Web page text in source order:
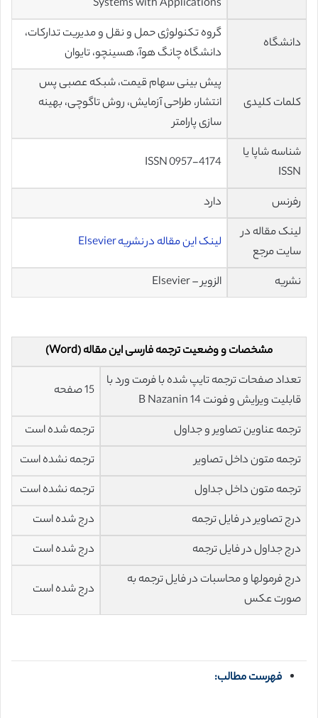
Systems with Applications
دانشگاه
گروه تکنولوژی حمل و نقل و مدیریت تدارکات،
دانشگاه چانگ هوآ، هسینچو، تایوان
کلمات کلیدی
پیش بینی سهام قیمت، شبکه عصبی پس
انتشار، طراحی آزمایش، روش تاگوچی، بهینه
سازی پارامتر
شناسه شاپا یا
ISSN
ISSN 0957-4174
رفرنس
دارد
لینک مقاله در
سایت مرجع
لینک این مقاله در نشریه Elsevier
نشریه الزویر – Elsevier
مشخصات و وضعیت ترجمه فارسی این مقاله (Word)
تعداد صفحات ترجمه تایپ شده با فرمت ورد با
قابلیت ویرایش و فونت 14 B Nazanin
15 صفحه
ترجمه عناوین تصاویر و جداول
ترجمه شده است
ترجمه متون داخل تصاویر
ترجمه نشده است
ترجمه متون داخل جداول
ترجمه نشده است
درج تصاویر در فایل ترجمه
درج شده است
درج جداول در فایل ترجمه
درج شده است
درج فرمولها و محاسبات در فایل ترجمه به
صورت عکس
درج شده است
فهرست مطالب: